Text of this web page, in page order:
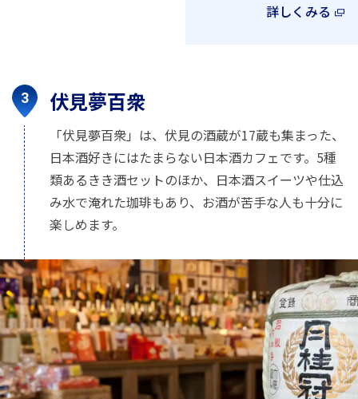
詳しくみる
伏見夢百衆
「伏見夢百衆」は、伏見の酒蔵が17蔵も集まった、
日本酒好きにはたまらない日本酒カフェです。5種
類あるきき酒セットのほか、日本酒スイーツや仕込
み水で淹れた珈琲もあり、お酒が苦手な人も十分に
楽しめます。